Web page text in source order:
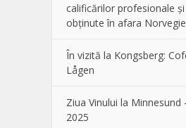
calificărilor profesionale
obținute în afara
În vizită la Kongsberg:
Lågen
Ziua Vinului la
2025